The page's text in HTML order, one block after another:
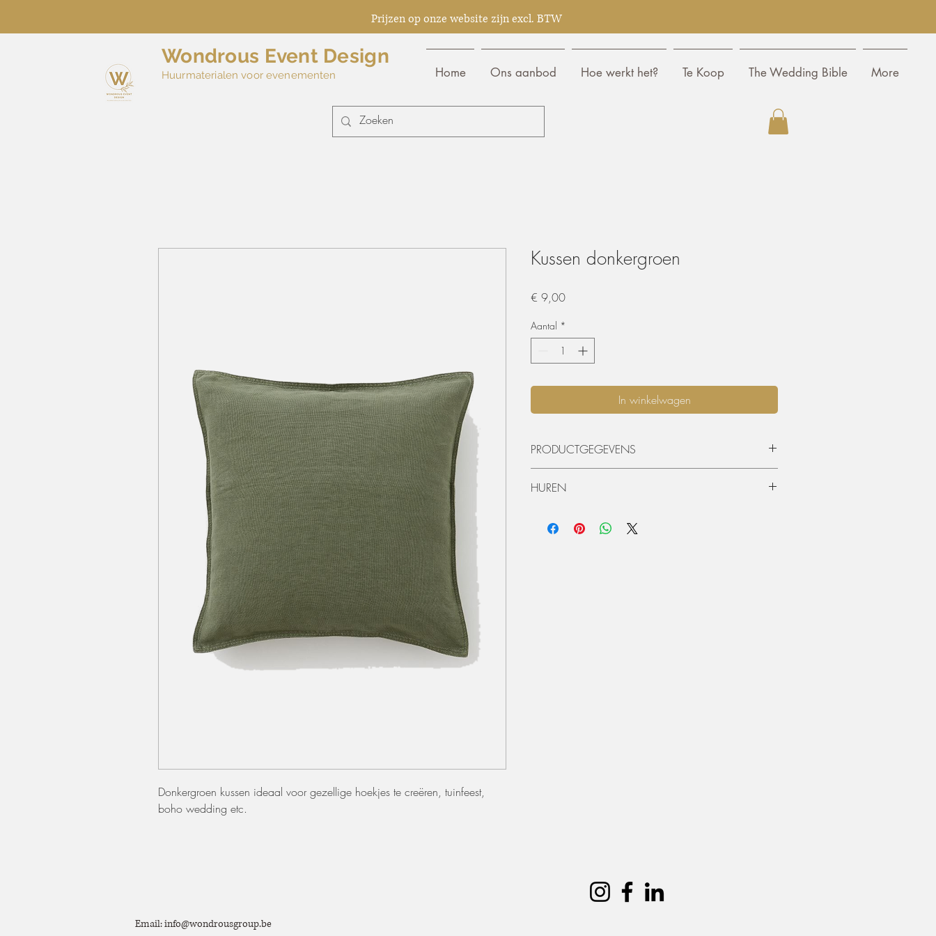
Prijzen op onze website zijn excl. BTW
Wondrous Event Design
Huurmaterialen voor evenementen Home Ons aanbod Hoe werkt het? Te Koop The Wedding Bible More
Donkergroen kussen ideaal voor gezellige hoekjes te creëren, tuinfeest,
boho wedding etc.
Kussen donkergroen
€ 9,00Prijs
Aantal *
In winkelwagen
PRODUCTGEGEVENS
HUREN
worden. De huurperiode is standaard 3 dagen (incl.
Email:info@wondrousgroup.be